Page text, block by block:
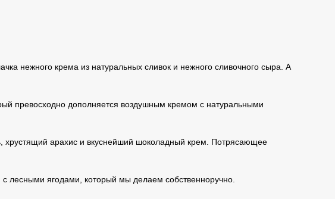
нежного крема из натуральных сливок и нежного сливочного сыра. А
превосходно дополняется воздушным кремом с натуральными
хрустящий арахис и вкуснейший шоколадный крем. Потрясающее
лесными ягодами, который мы делаем собственноручно.